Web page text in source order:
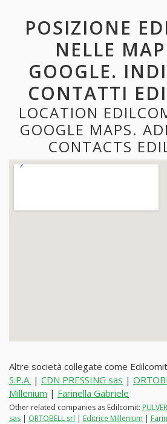
POSIZIONE
NELLE
GOOGLE.
CONTATTI
LOCATION
GOOGLE MAPS.
CONTACTS
Altre società collegate come
S.P.A. | CDN PRESSING sas |
Millenium | Farinella Gabriele
Other related companies as Edilcomit:
sas | ORTOBELL srl | Editrice Millenium |